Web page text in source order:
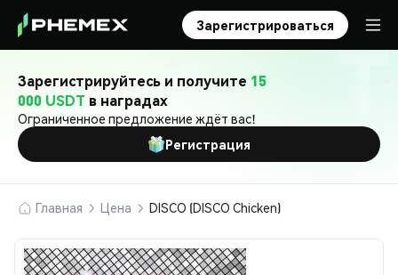
Зарегистрироваться
Зарегистрируйтесь и получите 15
000 USDT в наградах
Ограниченное предложение ждёт вас!
Регистрация
Главная Цена DISCO (DISCO Chicken)